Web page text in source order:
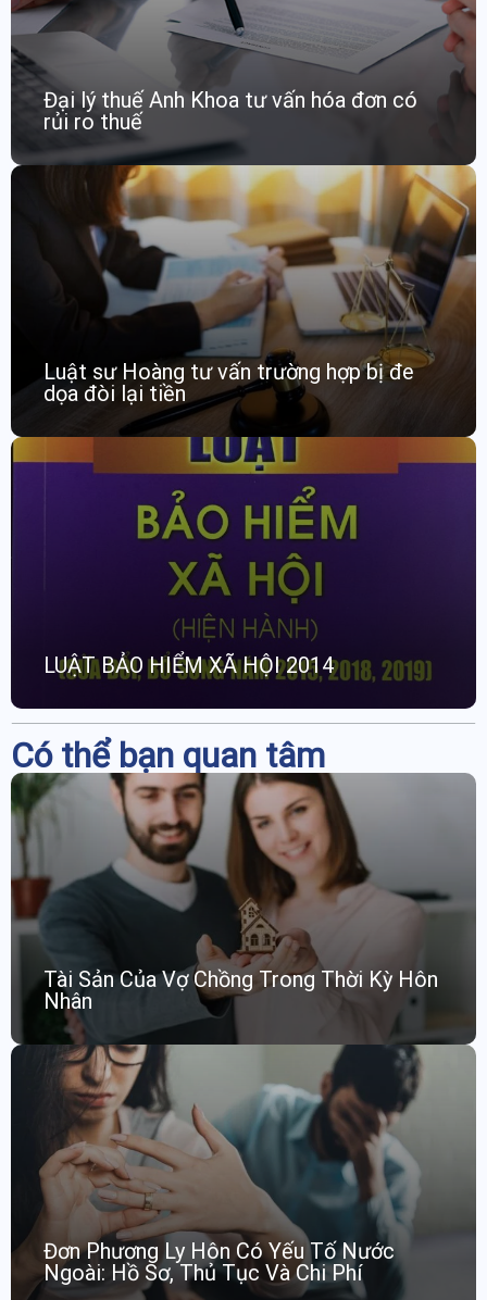
Đại lý thuế Anh Khoa tư vấn hóa đơn có
rủi ro thuế
Luật sư Hoàng tư vấn trường hợp bị đe
dọa đòi lại tiền
LUẬT BẢO HIỂM XÃ HỘI 2014
Có thể bạn quan tâm
Tài Sản Của Vợ Chồng Trong Thời Kỳ Hôn
Nhân
Đơn Phương Ly Hôn Có Yếu Tố Nước
Ngoài: Hồ Sơ, Thủ Tục Và Chi Phí